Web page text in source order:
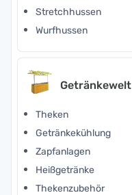
Stretchhussen
Wurfhussen
Getränkewelt
Theken
Getränkekühlung
Zapfanlagen
Heißgetränke
Thekenzubehör